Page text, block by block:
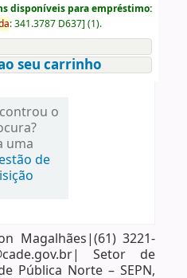
disponíveis para empréstimo:
:341.3787 D637] (1).
seu carrinho
o
uma
de
Magalhães|(61) 3221-
Setor de
Pública Norte – SEPN,